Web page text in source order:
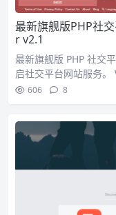
最新旗舰版PHP社
r v2.1
最新旗舰版 PHP 社交
启社交平台网站服务
606 8